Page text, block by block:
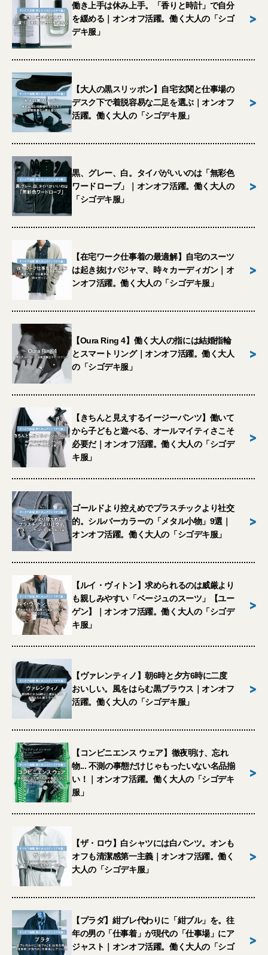
働き上手は休み上手。「香りと時計」で自分
を緩める｜オンオフ活躍。働く大人の「シゴ
デキ服」
>
【大人の黒スリッポン】自宅玄関と仕事場の
デスク下で着脱容易な二足を選ぶ｜オンオフ
活躍。働く大人の「シゴデキ服」
>
黒、グレー、白。タイパがいいのは「無彩色
ワードローブ」｜オンオフ活躍。働く大人の
「シゴデキ服」
>
【在宅ワーク仕事着の最適解】自宅のスーツ
は起き抜けパジャマ、時々カーディガン｜オ
ンオフ活躍。働く大人の「シゴデキ服」
>
【Oura Ring 4】働く大人の指には結婚指輪
とスマートリング｜オンオフ活躍。働く大人
の「シゴデキ服」
>
【きちんと見えするイージーパンツ】働いて
から子どもと遊べる、オールマイティさこそ
必要だ｜オンオフ活躍。働く大人の「シゴデ
キ服」
>
ゴールドより控えめでプラスチックより社交
的。シルバーカラーの「メタル小物」9選｜
オンオフ活躍。働く大人の「シゴデキ服」
>
【ルイ・ヴィトン】求められるのは威厳より
も親しみやすい「ベージュのスーツ」【ユー
ゲン】｜オンオフ活躍。働く大人の「シゴデ
キ服」
>
【ヴァレンティノ】朝6時と夕方6時に二度
おいしい。風をはらむ黒ブラウス｜オンオフ
活躍。働く大人の「シゴデキ服」
>
【コンビニエンス ウェア】徹夜明け、忘れ
物... 不測の事態だけじゃもったいない名品揃
い！｜オンオフ活躍。働く大人の「シゴデキ
服」
>
【ザ・ロウ】白シャツには白パンツ。オンも
オフも清潔感第一主義｜オンオフ活躍。働く
大人の「シゴデキ服」
>
【プラダ】紺ブレ代わりに「紺ブル」を。往
年の男の「仕事着」が現代の「仕事場」にア
ジャスト｜オンオフ活躍。働く大人の「シゴ
>